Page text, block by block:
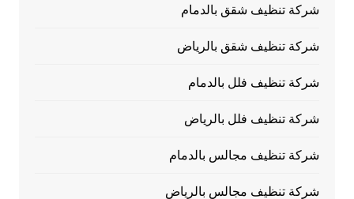
شركة تنظيف شقق بالدمام
شركة تنظيف شقق بالرياض
شركة تنظيف فلل بالدمام
شركة تنظيف فلل بالرياض
شركة تنظيف مجالس بالدمام
شركة تنظيف مجالس بالرياض